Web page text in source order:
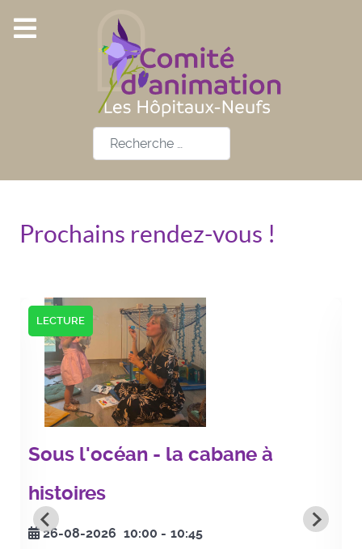
Rechercher
Prochains rendez-vous !
LECTURE
Sous l'océan - la cabane à
histoires
26-08-2026 10:00 - 10:45